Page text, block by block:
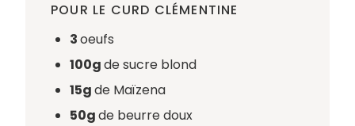
POUR LE CURD CLÉMENTINE
3oeufs
100gde sucre blond
15gde Maïzena
50gde beurre doux